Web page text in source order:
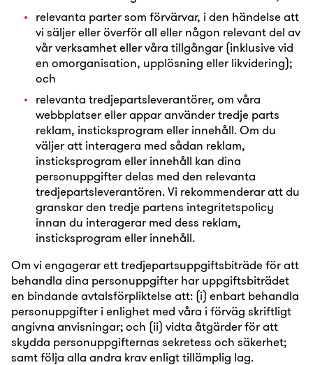
relevanta parter som förvärvar, i den händelse att
vi säljer eller överför all eller någon relevant del av
vår verksamhet eller våra tillgångar (inklusive vid
en omorganisation, upplösning eller likvidering);
och
relevanta tredjepartsleverantörer, om våra
webbplatser eller appar använder tredje parts
reklam, insticksprogram eller innehåll. Om du
väljer att interagera med sådan reklam,
insticksprogram eller innehåll kan dina
personuppgifter delas med den relevanta
tredjepartsleverantören. Vi rekommenderar att du
granskar den tredje partens integritetspolicy
innan du interagerar med dess reklam,
insticksprogram eller innehåll.
Om vi engagerar ett tredjepartsuppgiftsbiträde för att
behandla dina personuppgifter har uppgiftsbiträdet
en bindande avtalsförpliktelse att: (i) enbart behandla
personuppgifter i enlighet med våra i förväg skriftligt
angivna anvisningar; och (ii) vidta åtgärder för att
skydda personuppgifternas sekretess och säkerhet;
samt följa alla andra krav enligt tillämplig lag.